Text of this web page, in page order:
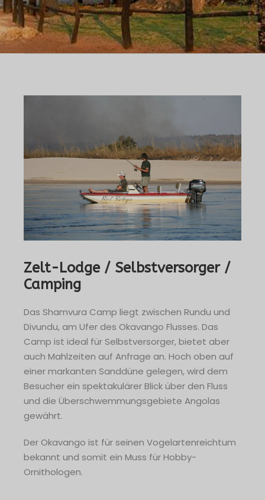
Zelt-Lodge / Selbstversorger /
Camping
Das Shamvura Camp liegt zwischen Rundu und
Divundu, am Ufer des Okavango Flusses. Das
Camp ist ideal für Selbstversorger, bietet aber
auch Mahlzeiten auf Anfrage an. Hoch oben auf
einer markanten Sanddüne gelegen, wird dem
Besucher ein spektakulärer Blick über den Fluss
und die Überschwemmungsgebiete Angolas
gewährt.
Der Okavango ist für seinen Vogelartenreichtum
bekannt und somit ein Muss für Hobby-
Ornithologen.